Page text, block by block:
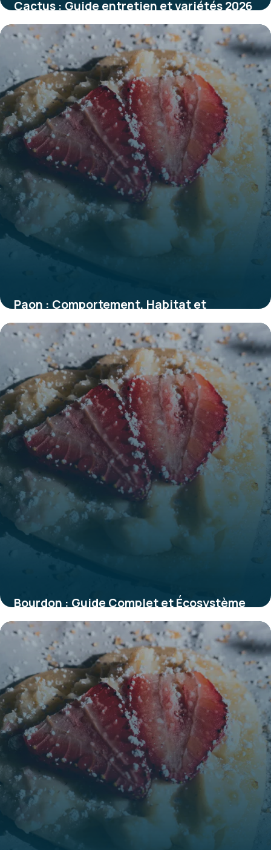
Cactus : Guide entretien et variétés 2026
31 mai 2026
Paon : Comportement, Habitat et
Caractéristiques
30 mai 2026
Bourdon : Guide Complet et Écosystème
2026
29 mai 2026